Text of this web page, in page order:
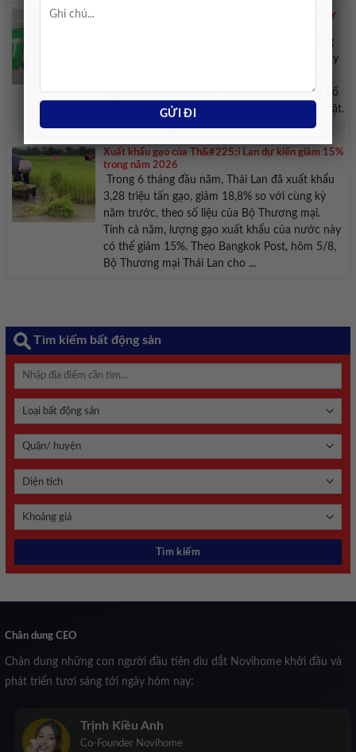
Doanh nghiệp họ &#39;FPT&#39; chốt ng&#224;y
Với hơn 18 triệu cổ phiếu đang lưu hành, tổng
số tiền FPT Online dự kiến chi trả trong đợt này
tuyến FPT (FPT Online – Mã: FOC) vừa công bố
kế hoạch chi trả cổ tức năm 2025 bằng tiền mặt.
Theo đó, công ...
Xuất khẩu gạo của Th&#225;i Lan dự kiến giảm 15%
trong năm 2026
Trong 6 tháng đầu năm, Thái Lan đã xuất khẩu
3,28 triệu tấn gạo, giảm 18,8% so với cùng kỳ
năm trước, theo số liệu của Bộ Thương mại.
Tính cả năm, lượng gạo xuất khẩu của nước này
có thể giảm 15%. Theo Bangkok Post, hôm 5/8,
Bộ Thương mại Thái Lan cho ...
Tìm kiếm bất động sản
Chân dung CEO
Chân dung những con người đầu tiên dìu dắt Novihome khởi đầu và
phát triển tươi sáng tới ngày hôm nay:
Trịnh Kiều Anh
Co-Founder Novihome